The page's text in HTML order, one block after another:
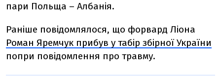
пари Польща – Албанія.
Раніше повідомлялося, що форвард Ліона
Роман Яремчук прибув у табір збірної України
попри повідомлення про травму.